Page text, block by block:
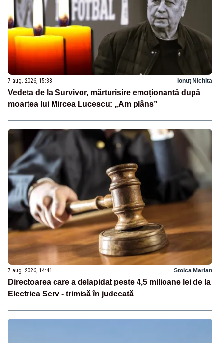
7 aug. 2026, 15:38 Ionuț Nichita
Vedeta de la Survivor, mărturisire emoționantă după
moartea lui Mircea Lucescu: „Am plâns”
7 aug. 2026, 14:41 Stoica Marian
Directoarea care a delapidat peste 4,5 milioane lei de la
Electrica Serv - trimisă în judecată